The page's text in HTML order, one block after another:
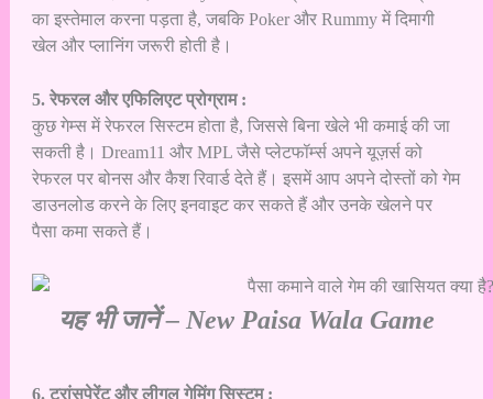
का इस्तेमाल करना पड़ता है, जबकि Poker और Rummy में दिमागी
खेल और प्लानिंग जरूरी होती है।
5. रेफरल और एफिलिएट प्रोग्राम :
कुछ गेम्स में रेफरल सिस्टम होता है, जिससे बिना खेले भी कमाई की जा
सकती है। Dream11 और MPL जैसे प्लेटफॉर्म्स अपने यूज़र्स को
रेफरल पर बोनस और कैश रिवार्ड देते हैं। इसमें आप अपने दोस्तों को गेम
डाउनलोड करने के लिए इनवाइट कर सकते हैं और उनके खेलने पर
पैसा कमा सकते हैं।
यह भी जानें – New Paisa Wala Game
6. ट्रांसपेरेंट और लीगल गेमिंग सिस्टम :